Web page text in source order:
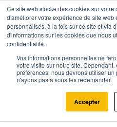
Ce site web stocke des cookies sur
d'améliorer votre expérience de site web
personnalisés, à la fois sur ce site et via
d'informations sur les cookies que nous
confidentialité.
Vos informations personnelles ne
votre visite sur notre site.
préférences, nous devrons utiliser
n'ayons pas à vous les redemander.
Accepter
Agence.immo Prix
Fontiès-
Estimation
d'Aude :